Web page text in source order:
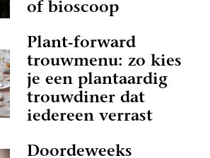
of bioscoop
Plant-forward
trouwmenu: zo kies
je een plantaardig
trouwdiner dat
iedereen verrast
Doordeweeks